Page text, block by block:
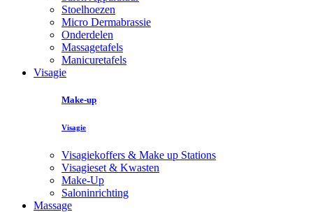
Stoelhoezen
Micro Dermabrassie
Onderdelen
Massagetafels
Manicuretafels
Visagie
Make-up
Visagie
Visagiekoffers & Make up Stations
Visagieset & Kwasten
Make-Up
Saloninrichting
Massage